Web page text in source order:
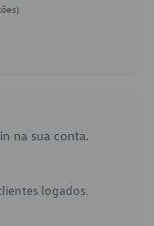
na sua conta.
logados.